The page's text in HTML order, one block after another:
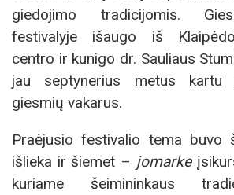
giedojimo tradicijomis.
festivalyje išaugo iš
centro ir kunigo dr. Sauliaus
jau septynerius metus kartu
giesmių vakarus.
Praėjusio festivalio tema buvo
išlieka ir šiemet – jomarke
kuriame šeimininkaus